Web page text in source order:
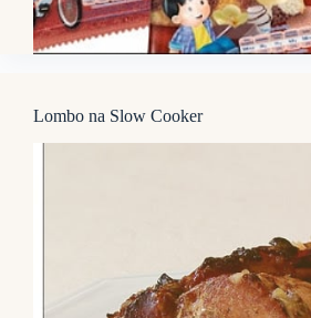
Lombo na Slow Cooker